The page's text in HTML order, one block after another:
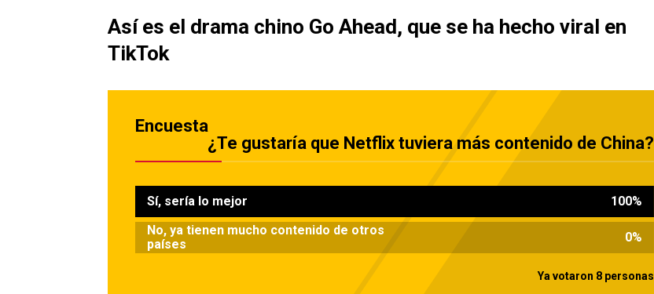
Así es el drama chino Go Ahead, que se ha hecho viral en
TikTok
Encuesta
¿Te gustaría que Netflix tuviera más contenido de China?
Sí, sería lo mejor 100%
No, ya tienen mucho contenido de otros
países
0%
Ya votaron 8 personas